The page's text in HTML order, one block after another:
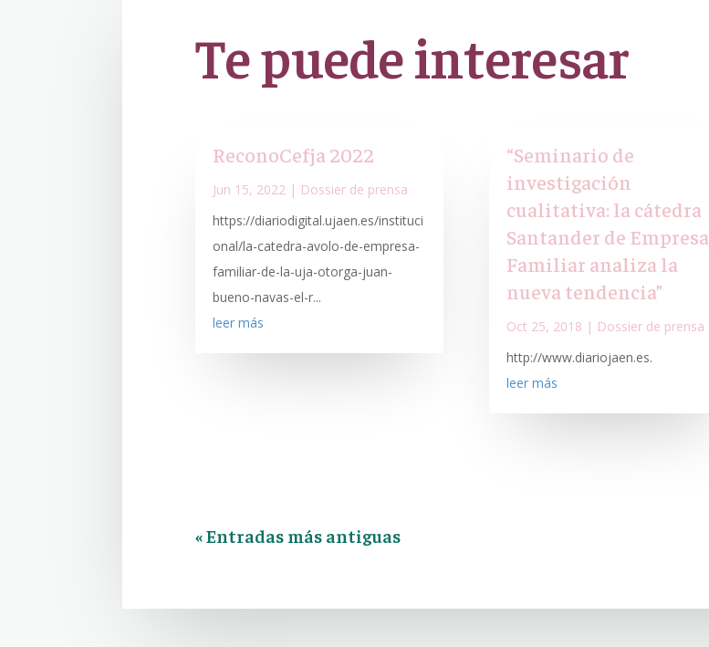
Te puede interesar
ReconoCefja 2022
Jun 15, 2022 | Dossier de prensa
https://diariodigital.ujaen.es/instituci
onal/la-catedra-avolo-de-empresa-
familiar-de-la-uja-otorga-juan-
bueno-navas-el-r...
leer más
“Seminario de
investigación
cualitativa: la cátedra
Santander de Empresa
Familiar analiza la
nueva tendencia”
Oct 25, 2018 | Dossier de prensa
http://www.diariojaen.es.
leer más
« Entradas más antiguas